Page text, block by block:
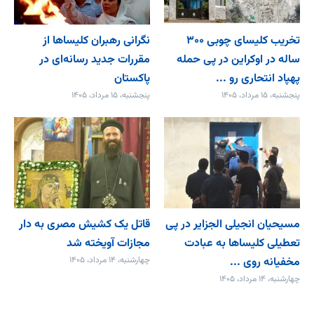
تخریب کلیسای چوبی ۳۰۰
ساله در اوکراین در پی حمله
پهپاد انتحاری رو ...
پنجشنبه، ۱۵ مرداد، ۱۴۰۵
نگرانی رهبران کلیساها از
مقررات جدید رسانه‌ای در
پاکستان
پنجشنبه، ۱۵ مرداد، ۱۴۰۵
مسیحیان انجیلی الجزایر در پی
تعطیلی کلیساها به عبادت
مخفیانه روی ...
چهارشنبه، ۱۴ مرداد، ۱۴۰۵
قاتل یک کشیش مصری به دار
مجازات آویخته شد
چهارشنبه، ۱۴ مرداد، ۱۴۰۵